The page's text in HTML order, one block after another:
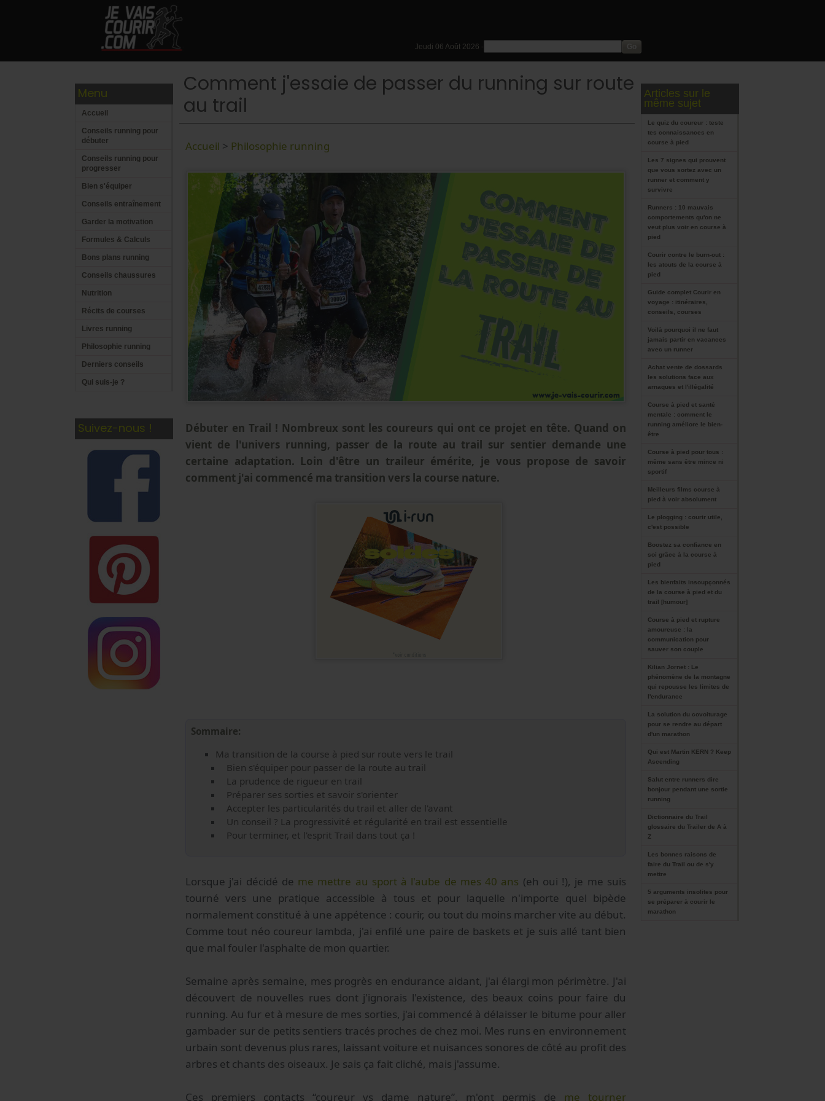
Jeudi 06 Août 2026 -
Menu
Accueil
Conseils running pour
débuter
Conseils running pour
progresser
Bien s'équiper
Conseils entraînement
Garder la motivation
Formules & Calculs
Bons plans running
Conseils chaussures
Nutrition
Récits de courses
Livres running
Philosophie running
Derniers conseils
Qui suis-je ?
Suivez-nous !
Comment j'essaie de passer du running sur route
au trail
Accueil > Philosophie running
Débuter en Trail ! Nombreux sont les coureurs qui ont ce projet en tête. Quand on
vient de l'univers running, passer de la route au trail sur sentier demande une
certaine adaptation. Loin d'être un traileur émérite, je vous propose de savoir
comment j'ai commencé ma transition vers la course nature.
Sommaire:
Ma transition de la course à pied sur route vers le trail
Bien s'équiper pour passer de la route au trail
La prudence de rigueur en trail
Préparer ses sorties et savoir s'orienter
Accepter les particularités du trail et aller de l'avant
Un conseil ? La progressivité et régularité en trail est essentielle
Pour terminer, et l'esprit Trail dans tout ça !
Lorsque j'ai décidé de me mettre au sport à l'aube de mes 40 ans (eh oui !), je me suis
tourné vers une pratique accessible à tous et pour laquelle n'importe quel bipède
normalement constitué à une appétence : courir, ou tout du moins marcher vite au début.
Comme tout néo coureur lambda, j'ai enfilé une paire de baskets et je suis allé tant bien
que mal fouler l'asphalte de mon quartier.
Semaine après semaine, mes progrès en endurance aidant, j'ai élargi mon périmètre. J'ai
découvert de nouvelles rues dont j'ignorais l'existence, des beaux coins pour faire du
running. Au fur et à mesure de mes sorties, j'ai commencé à délaisser le bitume pour aller
gambader sur de petits sentiers tracés proches de chez moi. Mes runs en environnement
urbain sont devenus plus rares, laissant voiture et nuisances sonores de côté au profit des
arbres et chants des oiseaux. Je sais ça fait cliché, mais j'assume.
Ces premiers contacts “coureur vs dame nature”, m'ont permis de me tourner
Articles sur le
même sujet
Le quiz du coureur : teste
tes connaissances en
course à pied
Les 7 signes qui prouvent
que vous sortez avec un
runner et comment y
survivre
Runners : 10 mauvais
comportements qu'on ne
veut plus voir en course à
pied
Courir contre le burn-out :
les atouts de la course à
pied
Guide complet Courir en
voyage : itinéraires,
conseils, courses
Voilà pourquoi il ne faut
jamais partir en vacances
avec un runner
Achat vente de dossards
les solutions face aux
arnaques et l'illégalité
Course à pied et santé
mentale : comment le
running améliore le bien-
être
Course à pied pour tous :
même sans être mince ni
sportif
Meilleurs films course à
pied à voir absolument
Le plogging : courir utile,
c'est possible
Boostez sa confiance en
soi grâce à la course à
pied
Les bienfaits insoupçonnés
de la course à pied et du
trail [humour]
Course à pied et rupture
amoureuse : la
communication pour
sauver son couple
Kilian Jornet : Le
phénomène de la montagne
qui repousse les limites de
l'endurance
La solution du covoiturage
pour se rendre au départ
d'un marathon
Qui est Martin KERN ? Keep
Ascending
Salut entre runners dire
bonjour pendant une sortie
running
Dictionnaire du Trail
glossaire du Trailer de A à
Z
Les bonnes raisons de
faire du Trail ou de s'y
mettre
5 arguments insolites pour
se préparer à courir le
marathon